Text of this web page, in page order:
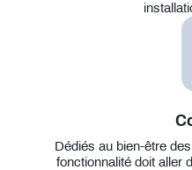
Dédiés au bien-être
fonctionnalité doit aller